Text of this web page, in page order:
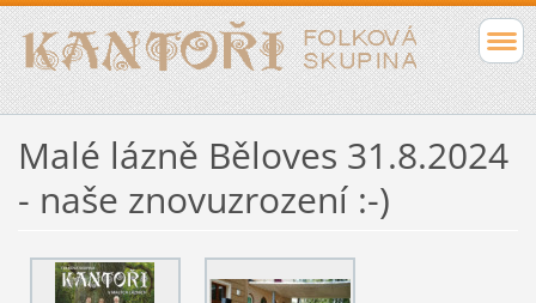
Malé lázně Běloves 31.8.2024
- naše znovuzrození :-)